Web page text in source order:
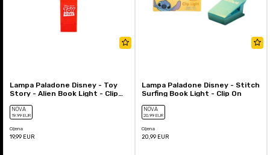
Lampa Paladone Disney - Toy
Story - Alien Book Light - Clip
NOVA
19,99 EUR
Cijena
19,99 EUR
Lampa Paladone Disney - Stitch
Surfing Book Light - Clip On
NOVA
20,99 EUR
Cijena
20,99 EUR